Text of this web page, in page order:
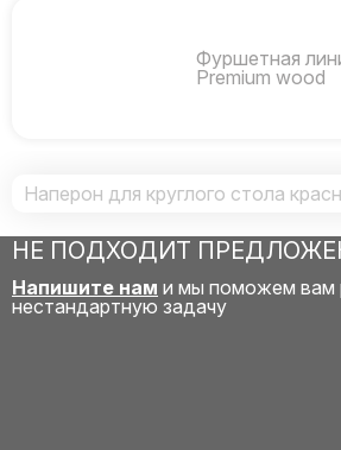
Фуршетная
Premium wood
Наперон для круглого стола
НЕ ПОДХОДИТ
Напишите нам и мы поможем вам
нестандартную задачу